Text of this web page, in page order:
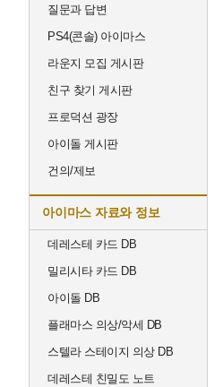
질문과 답변
PS4(콘솔) 아이마스
라운지 모집 게시판
친구 찾기 게시판
프로덕션 광장
아이돌 게시판
건의/제보
아이마스 자료와 정보
데레스테 카드 DB
밀리시타 카드 DB
아이돌 DB
플래마스 의상/악세 DB
스텔라 스테이지 의상 DB
데레스테 친밀도 노트